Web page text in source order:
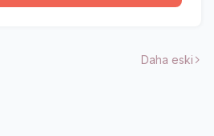
Daha eski